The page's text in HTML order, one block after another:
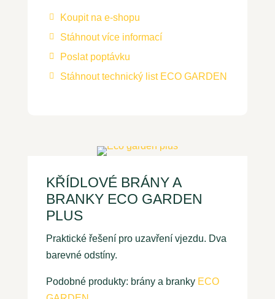
 Koupit na e-shopu
 Stáhnout více informací
 Poslat poptávku
 Stáhnout technický list ECO GARDEN
KŘÍDLOVÉ BRÁNY A
BRANKY ECO GARDEN
PLUS
Praktické řešení pro uzavření vjezdu. Dva
barevné odstíny.
Podobné produkty: brány a branky ECO